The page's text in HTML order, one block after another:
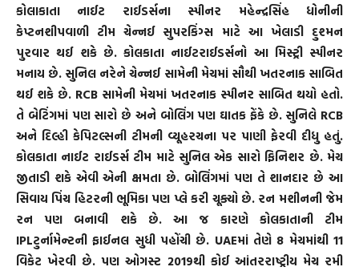
કોલાકાતા નાઈટ રાઈડર્સના સ્પીનર મહેન્દ્રસિંહ ધોનીની
કેપ્ટનશીપવાળી ટીમ ચેન્નઈ સુપરકિંગ્સ માટે આ ખેલાડી દુશ્મન
પુરવાર થઈ શકે છે. કોલકાતા નાઈટરાઈડર્સનો આ મિસ્ટ્રી સ્પીનર
મનાય છે. સુનિલ નરેને ચેન્નઈ સામેની મેચમાં સૌથી ખતરનાક સાબિત
થઈ શકે છે. RCB સામેની મેચમાં ખતરનાક સ્પીનર સાબિત થયો હતો.
તે બેટિંગમાં પણ સારો છે અને બોલિંગ પણ ઘાતક ફેંકે છે. સુનિલે RCB
અને દિલ્હી કેપિટલ્સની ટીમની વ્યૂહરચના પર પાણી ફેરવી દીધુ હતું.
કોલકાતા નાઈટ રાઈડર્સ ટીમ માટે સુનિલ એક સારો ફિનિશર છે. મેચ
જીતાડી શકે એવી એની ક્ષમતા છે. બોલિંગમાં પણ તે શાનદાર છે આ
સિવાય પિંચ હિટરની ભૂમિકા પણ પ્લે કરી ચૂક્યો છે. રન મશીનની જેમ
રન પણ બનાવી શકે છે. આ જ કારણે કોલકાતાની ટીમ
IPLટુર્નામેન્ટની ફાઈનલ સુધી પહોંચી છે. UAEમાં તેણે 8 મેચમાંથી 11
વિકેટ ખેરવી છે. પણ ઓગસ્ટ 2019થી કોઈ આંતરરાષ્ટ્રીય મેચ રમી